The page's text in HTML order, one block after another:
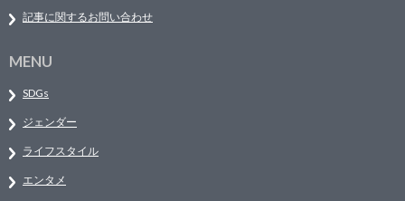
記事に関するお問い合わせ
MENU
SDGs
ジェンダー
ライフスタイル
エンタメ